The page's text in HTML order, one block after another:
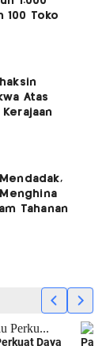
100 Toko
Atas
Tahanan